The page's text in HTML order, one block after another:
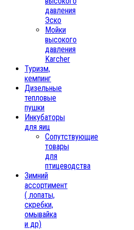
давления
Эско
Мойки
высокого
давления
Karcher
Туризм,
кемпинг
Дизельные
тепловые
пушки
Инкубаторы
для яиц
Сопутствующие
товары
для
птицеводства
Зимний
ассортимент
( лопаты,
скребки,
омывайка
и др)